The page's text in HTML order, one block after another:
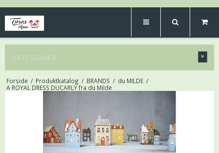
KATEGORIER
Forside / Produktkatalog / BRANDS / du MILDE /
A ROYAL DRESS DUCARLY fra du Milde